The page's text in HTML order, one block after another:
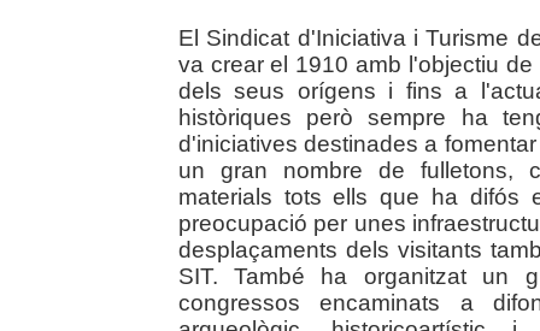
El Sindicat d'Iniciativa i Turisme
va crear el 1910 amb l'objectiu
dels seus orígens i fins a
històriques però sempre ha
d'iniciatives destinades a
un gran nombre de fulletons,
materials tots ells que ha difós
preocupació per unes
desplaçaments dels visitants
SIT. També ha organitzat un
congressos encaminats a